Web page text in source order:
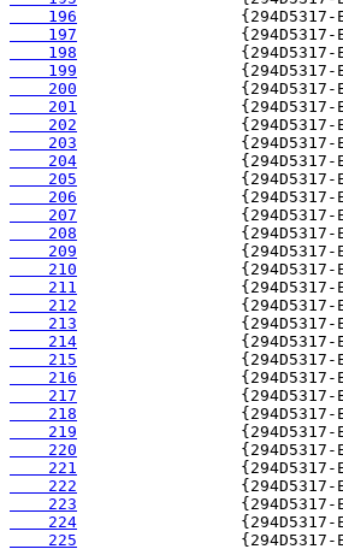
    196
    197
    198
    199
    200
    201
    202
    203
    204
    205
    206
    207
    208
    209
    210
    211
    212
    213
    214
    215
    216
    217
    218
    219
    220
    221
    222
    223
    224
    225